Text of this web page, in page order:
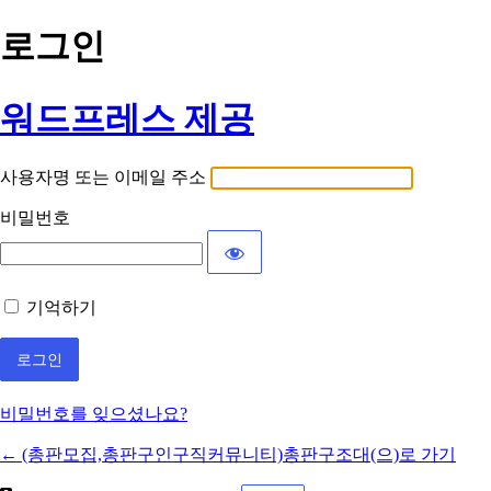
로그인
워드프레스 제공
사용자명 또는 이메일 주소
비밀번호
기억하기
비밀번호를 잊으셨나요?
← (총판모집,총판구인구직커뮤니티)총판구조대(으)로 가기